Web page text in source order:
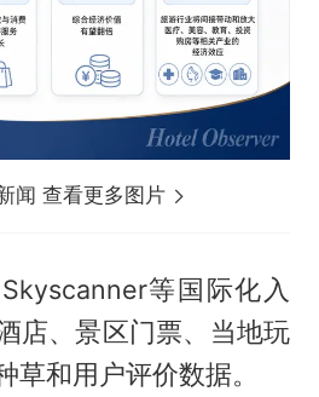
闻 查看更多图片
等国际化入
店、景区门票、当地玩
草和用户评价数据。